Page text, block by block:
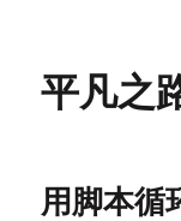
平凡之
用脚本循